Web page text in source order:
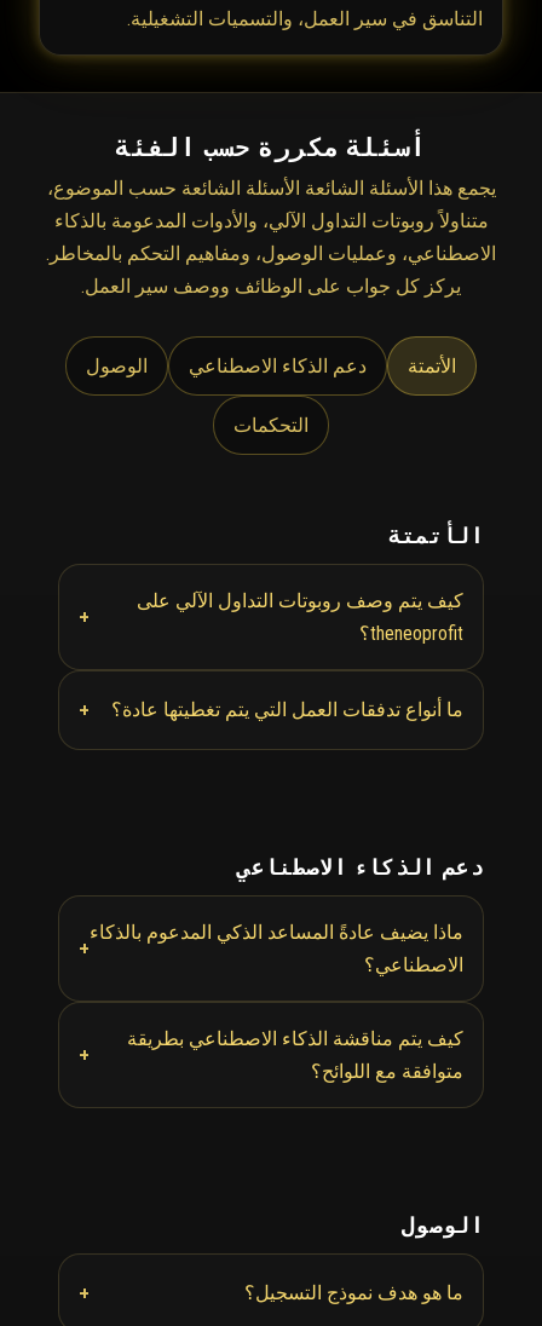
التناسق في سير العمل، والتسميات التشغيلية.
أسئلة مكررة حسب الفئة
يجمع هذا الأسئلة الشائعة الأسئلة الشائعة حسب الموضوع،
متناولاً روبوتات التداول الآلي، والأدوات المدعومة بالذكاء
الاصطناعي، وعمليات الوصول، ومفاهيم التحكم بالمخاطر.
يركز كل جواب على الوظائف ووصف سير العمل.
الأتمتة دعم الذكاء الاصطناعي الوصول
التحكمات
الأتمتة
كيف يتم وصف روبوتات التداول الآلي على
theneoprofit؟
+
ما أنواع تدفقات العمل التي يتم تغطيتها عادة؟ +
دعم الذكاء الاصطناعي
ماذا يضيف عادةً المساعد الذكي المدعوم بالذكاء
الاصطناعي؟
+
كيف يتم مناقشة الذكاء الاصطناعي بطريقة
متوافقة مع اللوائح؟
+
الوصول
ما هو هدف نموذج التسجيل؟ +